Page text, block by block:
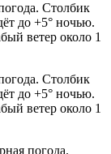
Столбик
до +5° ночью.
ветер около 1
Столбик
до +5° ночью.
ветер около 1
погода.